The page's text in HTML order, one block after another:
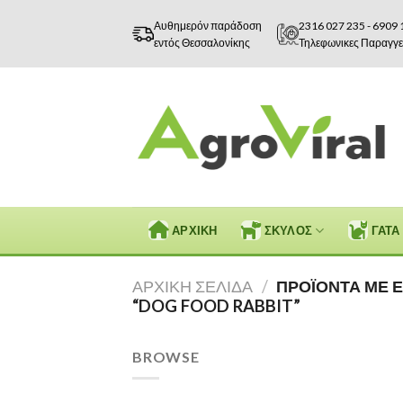
Αυθημερόν παράδοση
εντός Θεσσαλονίκης
2316 027 235 - 6909
Τηλεφωνικες
ΑΡΧΙΚΗ ΣΚΥΛΟΣ ΓΑΤΑ
ΑΡΧΙΚΉ ΣΕΛΊΔΑ / ΠΡΟΪΌΝΤΑ ΜΕ
“DOG FOOD RABBIT”
BROWSE